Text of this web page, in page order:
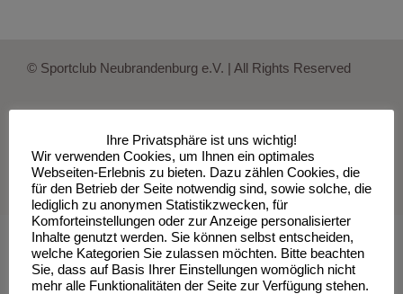
© Sportclub Neubrandenburg e.V. | All Rights Reserved
Impressum Datenschutzerklärung
Ihre Privatsphäre ist uns wichtig!
Wir verwenden Cookies, um Ihnen ein optimales
Webseiten-Erlebnis zu bieten. Dazu zählen Cookies, die
für den Betrieb der Seite notwendig sind, sowie solche, die
lediglich zu anonymen Statistikzwecken, für
Komforteinstellungen oder zur Anzeige personalisierter
Inhalte genutzt werden. Sie können selbst entscheiden,
welche Kategorien Sie zulassen möchten. Bitte beachten
Sie, dass auf Basis Ihrer Einstellungen womöglich nicht
mehr alle Funktionalitäten der Seite zur Verfügung stehen.